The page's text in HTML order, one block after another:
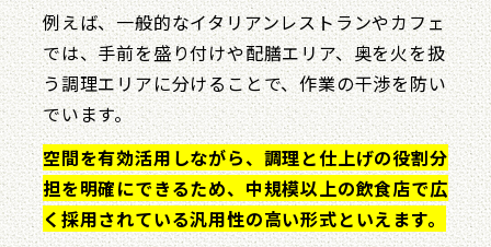
例えば、一般的なイタリアンレストランやカフェ
では、手前を盛り付けや配膳エリア、奥を火を扱
う調理エリアに分けることで、作業の干渉を防い
でいます。
空間を有効活用しながら、調理と仕上げの役割分
担を明確にできるため、中規模以上の飲食店で広
く採用されている汎用性の高い形式といえます。